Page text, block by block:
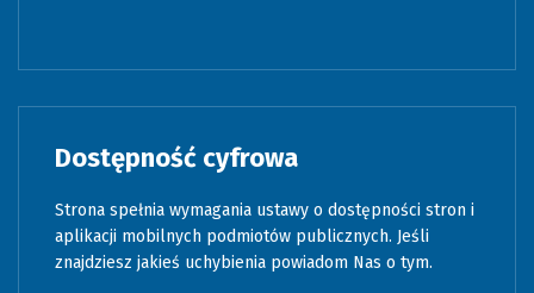
Dostępność cyfrowa
Strona spełnia wymagania ustawy o dostępności stron i
aplikacji mobilnych podmiotów publicznych. Jeśli
znajdziesz jakieś uchybienia powiadom Nas o tym.